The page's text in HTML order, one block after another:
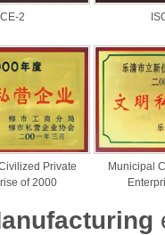
CE-2
Private
of 2000
Municipal